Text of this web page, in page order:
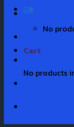
0฿
No
Cart
No products